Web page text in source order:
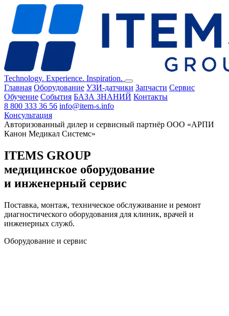
Technology. Experience. Inspiration.
Главная Оборудование УЗИ-датчики Запчасти Сервис
Обучение События БАЗА ЗНАНИЙ Контакты
8 800 333 36 56 info@item-s.info
Консультация
Авторизованный дилер и сервисный партнёр ООО «АРПИ
Канон Медикал Системс»
ITEMS GROUP
медицинское оборудование
и инженерный сервис
Поставка, монтаж, техническое обслуживание и ремонт
диагностического оборудования для клиник, врачей и
инженерных служб.
Оборудование и сервис